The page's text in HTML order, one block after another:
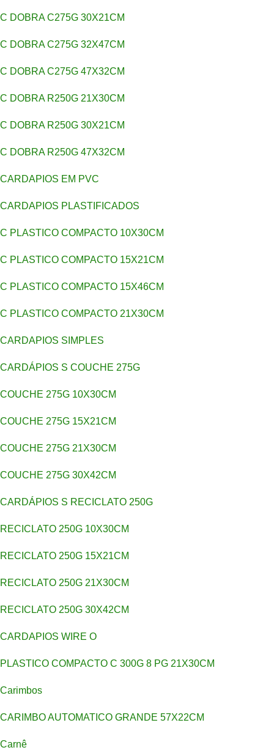
C DOBRA C275G 30X21CM
C DOBRA C275G 32X47CM
C DOBRA C275G 47X32CM
C DOBRA R250G 21X30CM
C DOBRA R250G 30X21CM
C DOBRA R250G 47X32CM
CARDAPIOS EM PVC
CARDAPIOS PLASTIFICADOS
C PLASTICO COMPACTO 10X30CM
C PLASTICO COMPACTO 15X21CM
C PLASTICO COMPACTO 15X46CM
C PLASTICO COMPACTO 21X30CM
CARDAPIOS SIMPLES
CARDÁPIOS S COUCHE 275G
COUCHE 275G 10X30CM
COUCHE 275G 15X21CM
COUCHE 275G 21X30CM
COUCHE 275G 30X42CM
CARDÁPIOS S RECICLATO 250G
RECICLATO 250G 10X30CM
RECICLATO 250G 15X21CM
RECICLATO 250G 21X30CM
RECICLATO 250G 30X42CM
CARDAPIOS WIRE O
PLASTICO COMPACTO C 300G 8 PG 21X30CM
Carimbos
CARIMBO AUTOMATICO GRANDE 57X22CM
Carnê